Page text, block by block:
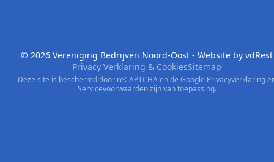
© 2026 Vereniging Bedrijven Noord-Oost - Website by vdRest
Privacy Verklaring & CookiesSitemap
Deze site is beschermd door reCAPTCHA en de Google Privacyverklaring
Servicevoorwaardenzijn van toepassing.